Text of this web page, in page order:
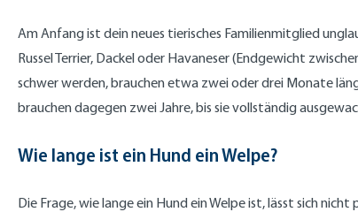
Am Anfang ist dein neues tierisches Familienmitglied
Russel Terrier, Dackel oder Havaneser (Endgewicht
schwer werden, brauchen etwa zwei oder drei Monate
brauchen dagegen zwei Jahre, bis sie vollständig
Wie lange ist ein Hund ein Welpe?
Die Frage, wie lange ein Hund ein Welpe ist, lässt sich